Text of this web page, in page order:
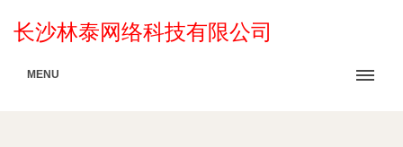
长沙林泰网络科技有限公司
MENU